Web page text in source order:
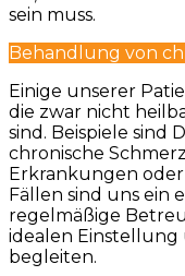
sein muss.
Behandlung von
Einige unserer
die zwar nicht
sind. Beispiele sind
chronische
Erkrankungen
Fällen sind uns ein
regelmäßige
idealen Einstellung
begleiten.